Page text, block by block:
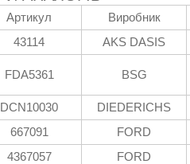
Артикул Виробник
43114 AKS DASIS
FDA5361 BSG
DCN10030 DIEDERICHS
667091 FORD
4367057 FORD